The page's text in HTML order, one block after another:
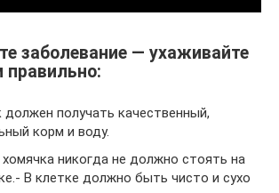
заболевание — ухаживайте
правильно:
получать качественный,
корм и воду.
никогда не должно стоять на
В клетке должно быть чисто и сухо